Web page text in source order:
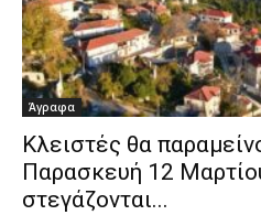
Άγραφα
Κλειστές θα
Παρασκευή 12
στεγάζονται...